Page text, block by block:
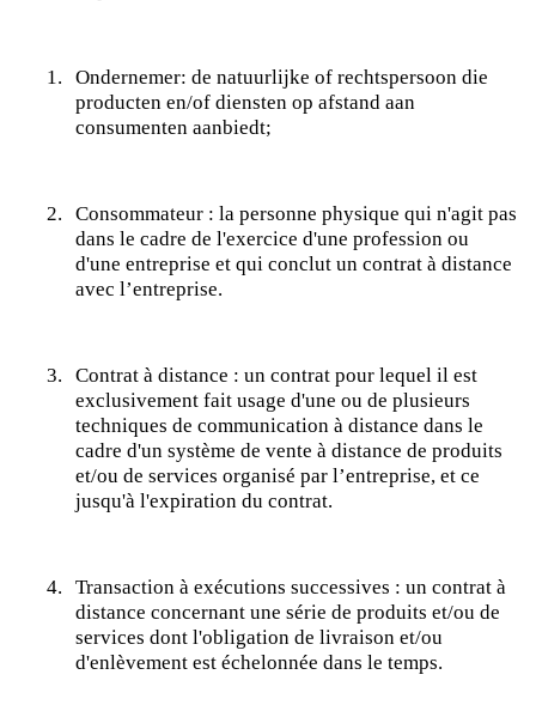
1.
Ondernemer: de natuurlijke of rechtspersoon die
producten en/of diensten op afstand aan
consumenten aanbiedt;
2.
Consommateur : la personne physique qui n'agit pas
dans le cadre de l'exercice d'une profession ou
d'une entreprise et qui conclut un contrat à distance
avec l’entreprise.
3.
Contrat à distance : un contrat pour lequel il est
exclusivement fait usage d'une ou de plusieurs
techniques de communication à distance dans le
cadre d'un système de vente à distance de produits
et/ou de services organisé par l’entreprise, et ce
jusqu'à l'expiration du contrat.
4.
Transaction à exécutions successives : un contrat à
distance concernant une série de produits et/ou de
services dont l'obligation de livraison et/ou
d'enlèvement est échelonnée dans le temps.